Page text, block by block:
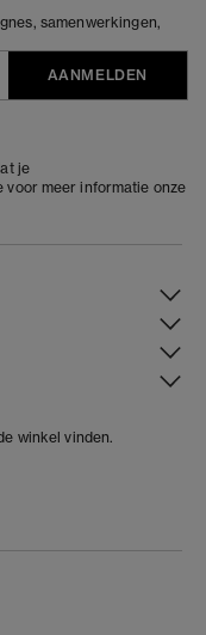
samenwerkingen,
AANMELDEN
je
voor meer informatie onze
winkel vinden.